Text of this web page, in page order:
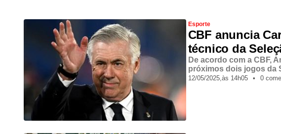
Esporte
CBF anuncia
técnico da
De acordo com a CBF,
próximos dois jogos da
12/05/2025,às 14h05 • 0